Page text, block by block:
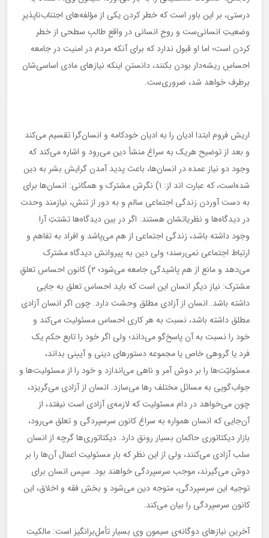
درستی، بر این باور است که خطر کردن یکی از مؤلفه‌های اجتناب‌ناپذیرِ
وضعیتِ انسانی‌ست و روحِ انسانی در واقعِ طالبِ سطحی از خطر
کردن است؛ اما او قبول ندارد که برای آنکه مردم در امنیت در جامعه
احساسِ ریشه‌دار بودن بکنند، دانستنِ اینکه نیازهای مادی اساسی‌شان
برطرف خواهد شد، ضروری‌ست.
اریش فروم ابتدا ادیان را به ادیان خودکامه و انسان‌گرا تقسیم می‌کند
و بعد از توضیح هریک به سراغ منشأ دین می‌رود و اشاره می‌کند که
وجود دو نیاز عمده در انسان‌ها، باعث پدید آمدن گرایش بشر به دین
شده‌است، که عبارت اند از: ۱) نگرش مشترک و همگانی: انسان‌ها برای
به دست آوردن زندگی اجتماعی سالم و به دور از تنش، نیازمند وحدت
در دیدگاه‌ها و نظریاتشان هستند. اگر در بین دیدگاه‌ها تشتتِ آرا
وجود داشته باشد، زندگی اجتماعی از هم می‌پاشد و افراد به تفاهم و
ارتباط اجتماعی نمی‌رسند؛ ولی دین به پیروانش دیدگاه مشترک
می‌دهد و مانع از هم پاشیدگی جامعه می‌شود؛ ۲) کانون احساس تعلقِ
مشترک: نیاز دیگر انسان این است که باید احساس تعلق به جایی
داشته باشد. انسان از آزادی مطلق وحشت دارد. چون اگر انسان آزادی
مطلق داشته باشد، نسبت به هر کاری احساس مسئولیت می‌کند و
خود را نسبت به آن پاسخ‌گو می‌داند؛ ولی اگر خود را تابع حکم یک
فرد یا گروهی خاص یا مجموعه دستورهای دینی و آیینی بداند،
مسئولیّت‌ها را بر دوش آمر و ناهی می‌اندازد و خود را از مسئولیت‌ها و
جواب‌گویی به مسائل مختلف رها می‌سازد. انسان از آزادی می‌گریزد،
چون می‌خواهد در دام مسئولیت که لازمه‌ی آزادی است نیفتد، از
آن‌جایی که انسان همواره به سراغ کانون سرسپردگی و تعلق می‌رود،
بازار دیکتاتوری حاکمان بسیار رونق دارد. دیکتاتوری‌ها گرچه از انسان
سلب آزادی می‌کنند، ولی از این نظر که بار مسئولیت اعمال آن‌ها را بر
دوش می‌گیرند، موجب سرسپردگی خواهند بود. سپس انسان برای
توجیه این سرسپردگی، متوجه دین می‌شود و بخش فقه و اخلاق، این
کانون سرسپردگی را بیان می‌کند.
آخرین نیازهای دوگانه‌ی سیمون وی بسیار تأمل‌برانگیز است: مالکیت